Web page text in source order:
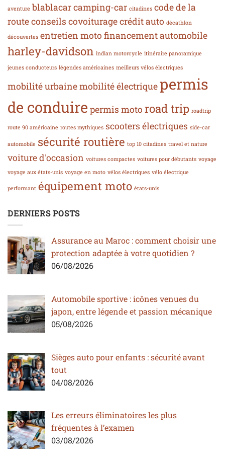
aventure blablacarcamping-car citadines code de la
routeconseils covoituragecrédit auto décathlon
découvertes entretien moto financement automobile
harley-davidson indian motorcycle itinéraire panoramique
jeunes conducteurs légendes américaines meilleurs vélos électriques
mobilité urbainemobilité électriquepermis
de conduire permis moto road trip roadtrip
route 90 américaine routes mythiques scooters électriques side-car
automobile sécurité routière top 10 citadines travel et nature
voiture d'occasion voitures compactes voitures pour débutants voyage
voyage aux états-unis voyage en moto vélos électriques vélo électrique
performant équipement moto états-unis
DERNIERS POSTS
Assurance au Maroc : comment choisir une
protection adaptée à votre quotidien ?
06/08/2026
Automobile sportive : icônes venues du
japon, entre légende et passion mécanique
05/08/2026
Sièges auto pour enfants : sécurité avant
tout
04/08/2026
Les erreurs éliminatoires les plus
fréquentes à l’examen
03/08/2026